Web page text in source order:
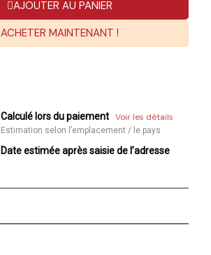
AJOUTER AU PANIER
ACHETER MAINTENANT !
Calculé lors du paiement Voir les détails
Estimation selon l’emplacement / le pays
Date estimée après saisie de l’adresse